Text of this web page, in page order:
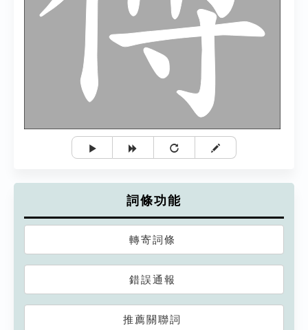
詞條功能
轉寄詞條
錯誤通報
推薦關聯詞